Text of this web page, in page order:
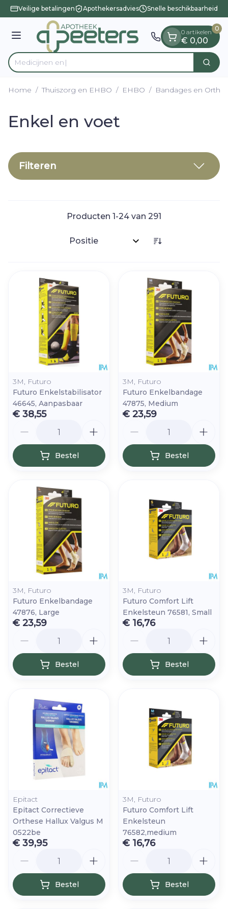
Ga naar de inhoud
1 van 1
Veilige betalingen Apothekersadvies Snelle beschikbaarheid
Menu
Product, merk, categorie... Zoek
0 artikelen
€ 0,00
0
Home / Thuiszorg en EHBO / EHBO / Bandages en
Enkel en voet
Filteren
Producten 1-24 van 291
Sorteer op:
3M, Futuro
Futuro Enkelstabilisator
46645, Aanpasbaar
€ 38,55
Bestel
3M, Futuro
Futuro Enkelbandage
47875, Medium
€ 23,59
Bestel
3M, Futuro
Futuro Enkelbandage
47876, Large
€ 23,59
Bestel
3M, Futuro
Futuro Comfort Lift
Enkelsteun 76581, Small
€ 16,76
Bestel
Epitact
Epitact Correctieve
Orthese Hallux Valgus M
0522be
€ 39,95
Bestel
3M, Futuro
Futuro Comfort Lift
Enkelsteun
76582,medium
€ 16,76
Bestel